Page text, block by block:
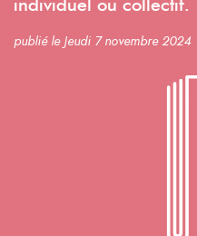
individuel ou collectif.
publié le Jeudi 7 novembre 2024